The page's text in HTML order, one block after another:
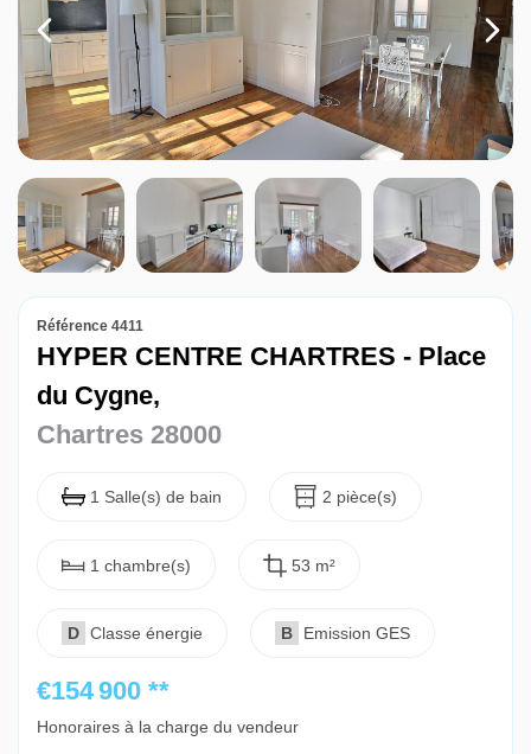
Contact
Référence 4411
HYPER CENTRE CHARTRES - Place
du Cygne,
Chartres 28000
1 Salle(s) de bain 2 pièce(s)
1 chambre(s) 53 m²
D Classe énergie B Emission GES
€154 900 **
Honoraires à la charge du vendeur